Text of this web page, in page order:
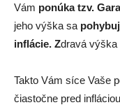
Vám ponúka tzv.
jeho výška sa
inflácie. Zdravá výška
Takto Vám síce Vaše
čiastočne pred